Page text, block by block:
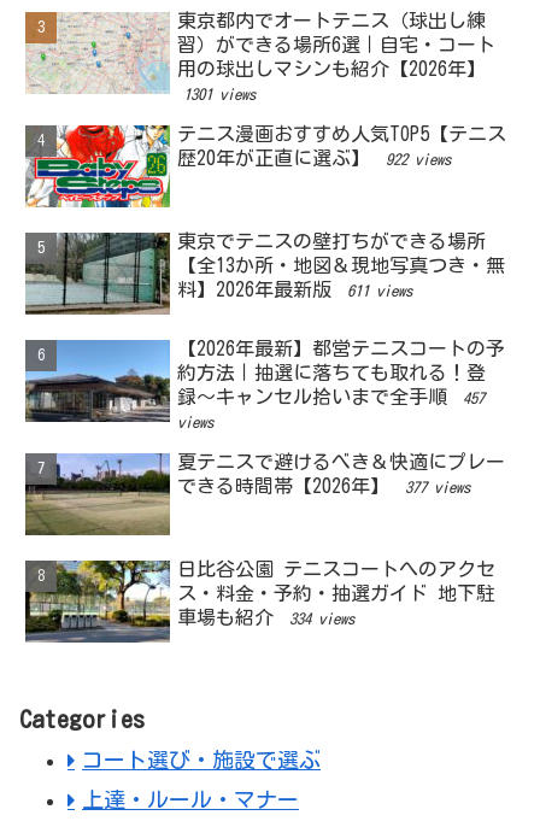
東京都内でオートテニス（球出し練
習）ができる場所6選｜自宅・コート
用の球出しマシンも紹介【2026年】
1301 views
テニス漫画おすすめ人気TOP5【テニス
歴20年が正直に選ぶ】
922 views
東京でテニスの壁打ちができる場所
【全13か所・地図＆現地写真つき・無
料】2026年最新版
611 views
【2026年最新】都営テニスコートの予
約方法｜抽選に落ちても取れる！登
録〜キャンセル拾いまで全手順
457
views
夏テニスで避けるべき＆快適にプレー
できる時間帯【2026年】
377 views
日比谷公園 テニスコートへのアクセ
ス・料金・予約・抽選ガイド 地下駐
車場も紹介
334 views
Categories
コート選び・施設で選ぶ
上達・ルール・マナー